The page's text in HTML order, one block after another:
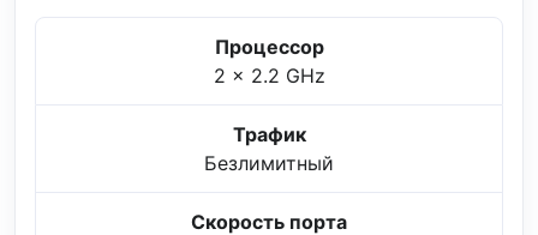
Процессор
2 x 2.2 GHz
Трафик
Безлимитный
Скорость порта